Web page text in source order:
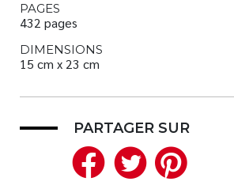
PAGES
432 pages
DIMENSIONS
15 cm x 23 cm
PARTAGER SUR
Facebook
Twitter